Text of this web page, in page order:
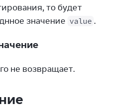
то будет
значение value .
не возвращает.